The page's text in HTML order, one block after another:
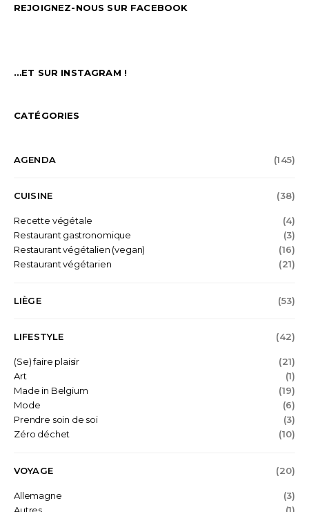
REJOIGNEZ-NOUS SUR FACEBOOK
…ET SUR INSTAGRAM !
CATÉGORIES
AGENDA (145)
CUISINE (38)
Recette végétale
(4)
Restaurant gastronomique
(3)
Restaurant végétalien (vegan)
(16)
Restaurant végétarien
(21)
LIÈGE (53)
LIFESTYLE (42)
(Se) faire plaisir
(21)
Art
(1)
Made in Belgium
(19)
Mode
(6)
Prendre soin de soi
(3)
Zéro déchet
(10)
VOYAGE (20)
Allemagne
(3)